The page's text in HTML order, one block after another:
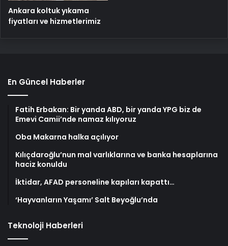
Ankara koltuk yıkama
fiyatları ve hizmetlerimiz
En Güncel Haberler
Fatih Erbakan: Bir yanda ABD, bir yanda YPG biz de
Emevi Camii’nde namaz kılıyoruz
Oba Makarna halka açılıyor
Kılıçdaroğlu’nun mal varlıklarına ve banka hesaplarına
haciz konuldu
İktidar, AFAD personeline kapıları kapattı…
‘Hayvanların Yaşamı’ Salt Beyoğlu’nda
Teknoloji Haberleri